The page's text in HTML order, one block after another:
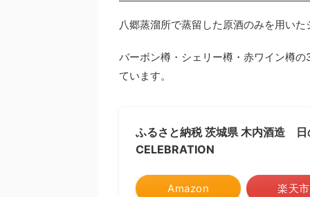
八郷蒸溜所で蒸留した原酒のみを用い
バーボン樽・シェリー樽・赤ワイン樽
ています。
ふるさと納税 茨城県 木内酒造
CELEBRATION
Amazon 楽天